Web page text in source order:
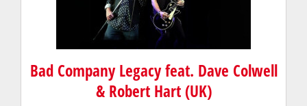
Bad Company Legacy feat. Dave Colwell
& Robert Hart (UK)